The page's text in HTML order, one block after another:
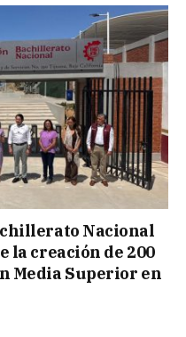
Nacional
la creación de 200
Media Superior en